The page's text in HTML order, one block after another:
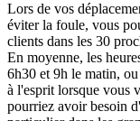
Lors de vos
éviter la foule, vous
clients dans les 30
En moyenne, les
6h30 et 9h le matin,
à l'esprit lorsque vous
pourriez avoir besoin